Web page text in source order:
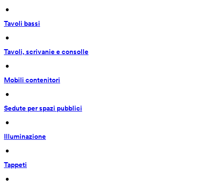
•
Tavoli bassi
•
Tavoli, scrivanie e consolle
•
Mobili contenitori
•
Sedute per spazi pubblici
•
Illuminazione
•
Tappeti
•